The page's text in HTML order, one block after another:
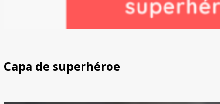
Capa de superhéroe